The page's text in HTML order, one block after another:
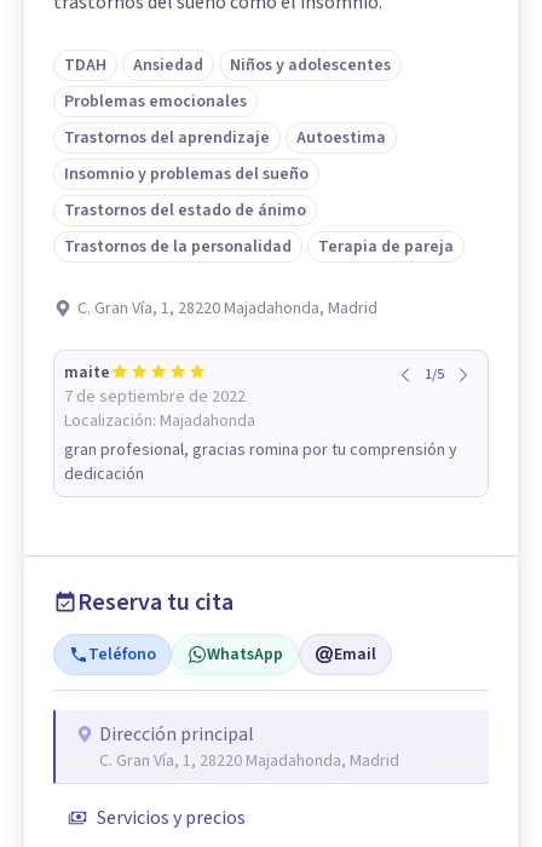
TDAH Ansiedad
Niños y adolescentes
Problemas emocionales
Trastornos del aprendizaje
Autoestima
Insomnio y problemas del sueño
Trastornos del estado de ánimo
Trastornos de la personalidad
Terapia de pareja
C. Gran Vía, 1, 28220 Majadahonda, Madrid
maite
7 de septiembre de 2022
Localización: Majadahonda
1/5
gran profesional, gracias romina por tu comprensión y
dedicación
Reserva tu cita
Teléfono WhatsApp Email
Dirección principal
C. Gran Vía, 1, 28220 Majadahonda, Madrid
Servicios y precios